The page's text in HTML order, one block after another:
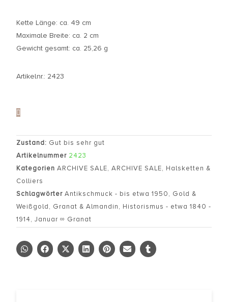
Kette Länge: ca. 49 cm
Maximale Breite: ca. 2 cm
Gewicht gesamt: ca. 25,26 g
Artikelnr.: 2423
Zustand: Gut bis sehr gut
Artikelnummer 2423
Kategorien ARCHIVE SALE, ARCHIVE SALE, Halsketten &
Colliers
Schlagwörter Antikschmuck - bis etwa 1950, Gold &
Weißgold, Granat & Almandin, Historismus - etwa 1840 -
1914, Januar ∞ Granat